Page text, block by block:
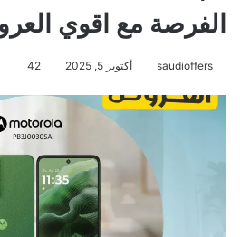
الفرصة مع اقوي
saudioffers أكتوبر 5, 2025 42